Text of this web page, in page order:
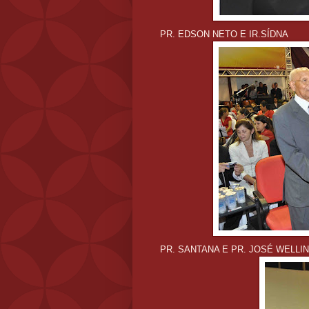
PR. EDSON NETO E IR.SÍDNA
PR. SANTANA E PR. JOSÉ